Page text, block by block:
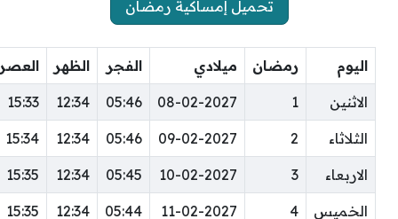
تحميل إمساكية رمضان
اليوم رمضان ميلادي الفجر الظهر العصر
الاثنين 1
08-02-2027
05:46
12:34
15:33
الثلاثاء 2
09-02-2027
05:46
12:34
15:34
الاربعاء 3
10-02-2027
05:45
12:34
15:35
الخميس 4
11-02-2027
05:44
12:34
15:35